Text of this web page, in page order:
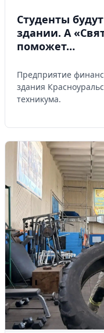
Управляйте
публикации и
Войти или
Студенты
здании. А
поможет…
Предприятие
здания
техникума.